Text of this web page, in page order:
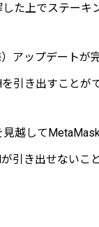
た上でステーキ
アップデート
引き出すことが
越して
引き出せないこ